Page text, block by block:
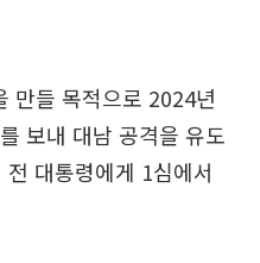
만들 목적으로 2024년
보내 대남 공격을 유도
대통령에게 1심에서